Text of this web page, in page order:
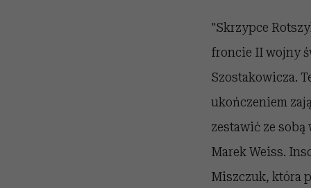
"Skrzypce
froncie II wojny
Szostakowicza.
ukończeniem
zestawić ze sobą
Marek Weiss.
Miszczuk, która